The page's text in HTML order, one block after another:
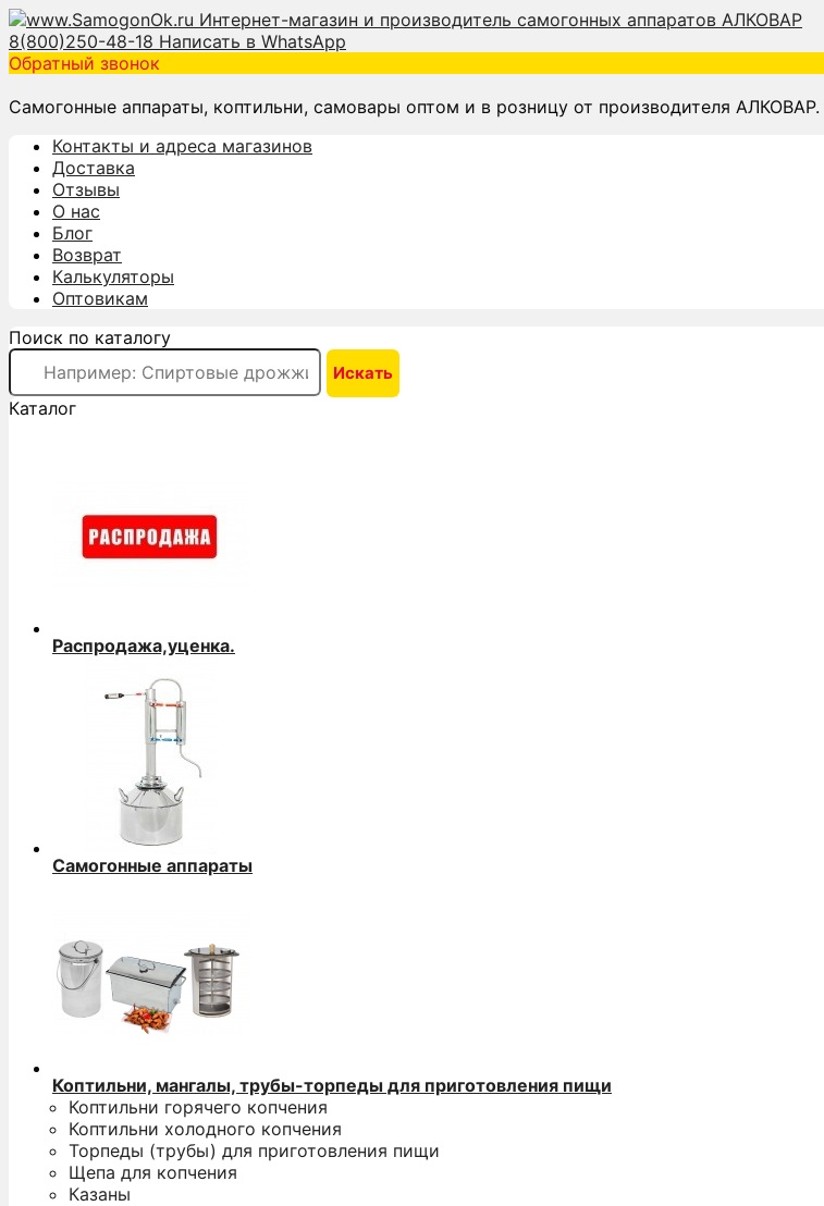
8(800)250-48-18 Написать в WhatsApp
Обратный звонок
Самогонные аппараты, коптильни, самовары оптом и в розницу от производителя АЛКОВАР.
Контакты и адреса магазинов
Доставка
Отзывы
О нас
Блог
Возврат
Калькуляторы
Оптовикам
Поиск по каталогу
Каталог
Распродажа,уценка.
Самогонные аппараты
Коптильни, мангалы, трубы-торпеды для приготовления пищи
Коптильни горячего копчения
Коптильни холодного копчения
Торпеды (трубы) для приготовления пищи
Щепа для копчения
Казаны